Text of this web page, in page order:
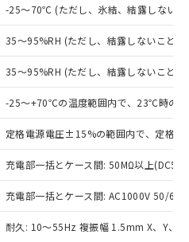
-25～70℃ (ただし、氷結、結露しないこ
35～95%RH (ただし、結露しないこと)
35～95%RH (ただし、結露しないこと)
-25～+70℃の温度範囲内で、23℃時の
定格電源電圧±15%の範囲内で、定格
充電部一括とケース間: 50MΩ以上
充電部一括とケース間: AC1000V 50/
耐久: 10～55Hz 複振幅 1.5mm X、Y、Z
当社制御機器事業取扱
状況および標準価格
せていただくもので
業取扱商品の中には、
象外となる商品もある
ださい。
標準価格照会結果は、
新日時点での社内デー
されるものであり、閲
指令（10物質）の
で、対応品を出す予
指令（10物質）の
調査中または確認中の
ス料など無形物で、有
い商品です。
り、非含有部品として
判明した場合などや
があります。
：
銀(Hg) 1000ppm以下、 カド
表
含有率が中国RoHSの
を示します。
含有率が中国RoHSの
とを示します。
。当社販売部門へお問
(GB/T26572)：
貴社製品のうち、外国
貿易法に定める商品
物等」という）を輸出
提供する場合は、日本